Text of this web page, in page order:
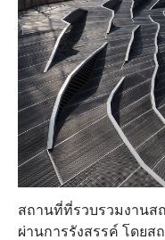
สถานที่ที่รวบรวมงานส
ผ่านการรังสรรค์ โดยส